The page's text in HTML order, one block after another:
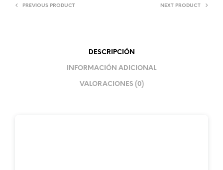
PREVIOUS PRODUCT NEXT PRODUCT
DESCRIPCIÓN
INFORMACIÓN ADICIONAL
VALORACIONES (0)